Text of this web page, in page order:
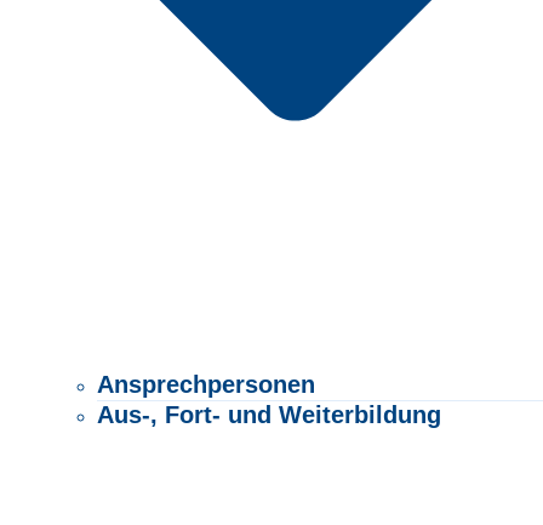
Ansprechpersonen
Aus-, Fort- und Weiterbildung